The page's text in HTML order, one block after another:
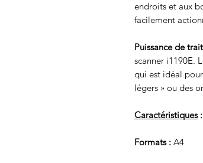
endroits et aux
facilement
Puissance de
scanner i1190E.
qui est idéal
légers » ou des
Caractéristiques:
Formats : A4